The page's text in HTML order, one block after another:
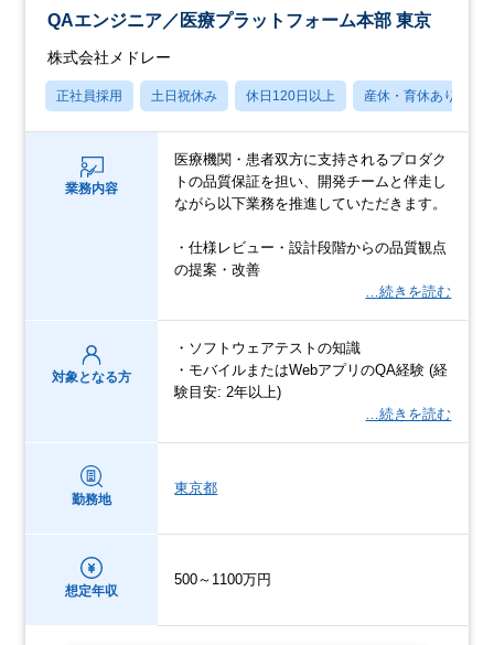
QAエンジニア／医療プラットフォーム本部 東京
株式会社メドレー
正社員採用 土日祝休み 休日120日以上 産休・育休あり
業務内容
医療機関・患者双方に支持されるプロダク
トの品質保証を担い、開発チームと伴走し
ながら以下業務を推進していただきます。
・仕様レビュー・設計段階からの品質観点
の提案・改善
…続きを読む
対象となる方
・ソフトウェアテストの知識
・モバイルまたはWebアプリのQA経験 (経
験目安: 2年以上)
…続きを読む
勤務地
東京都
想定年収
500～1100万円